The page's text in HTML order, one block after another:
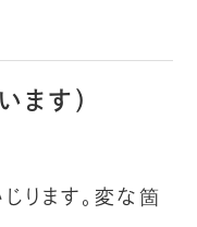
ます）
ます。変な箇